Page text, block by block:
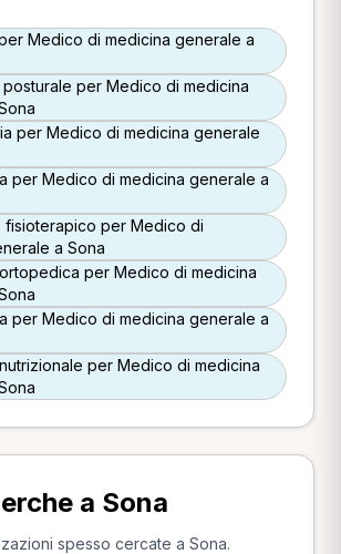
Medico di medicina generale a
per Medico di medicina
per Medico di medicina generale
per Medico di medicina generale a
fisioterapico per Medico di
a Sona
per Medico di medicina
per Medico di medicina generale a
per Medico di medicina
a Sona
spesso cercate a Sona.